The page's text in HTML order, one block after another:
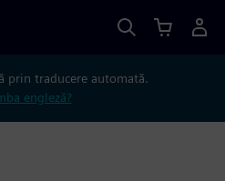
prin traducere automată.
engleză?